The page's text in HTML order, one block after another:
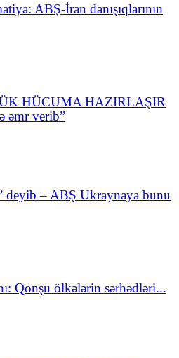
ABŞ-İran danışıqlarının
HÜCUMA HAZIRLAŞIR
əmr verib”
deyib – ABŞ Ukraynaya bunu
Qonşu ölkələrin sərhədləri...